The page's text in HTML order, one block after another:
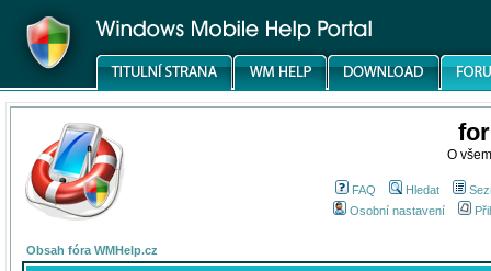
O
FAQ Hledat
Osobní nastavení
Obsah fóra WMHelp.cz